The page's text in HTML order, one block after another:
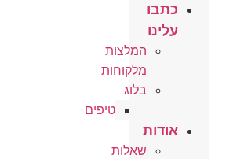
כתבו
עלינו
המלצות
מלקוחות
בלוג
טיפים
אודות
שאלות